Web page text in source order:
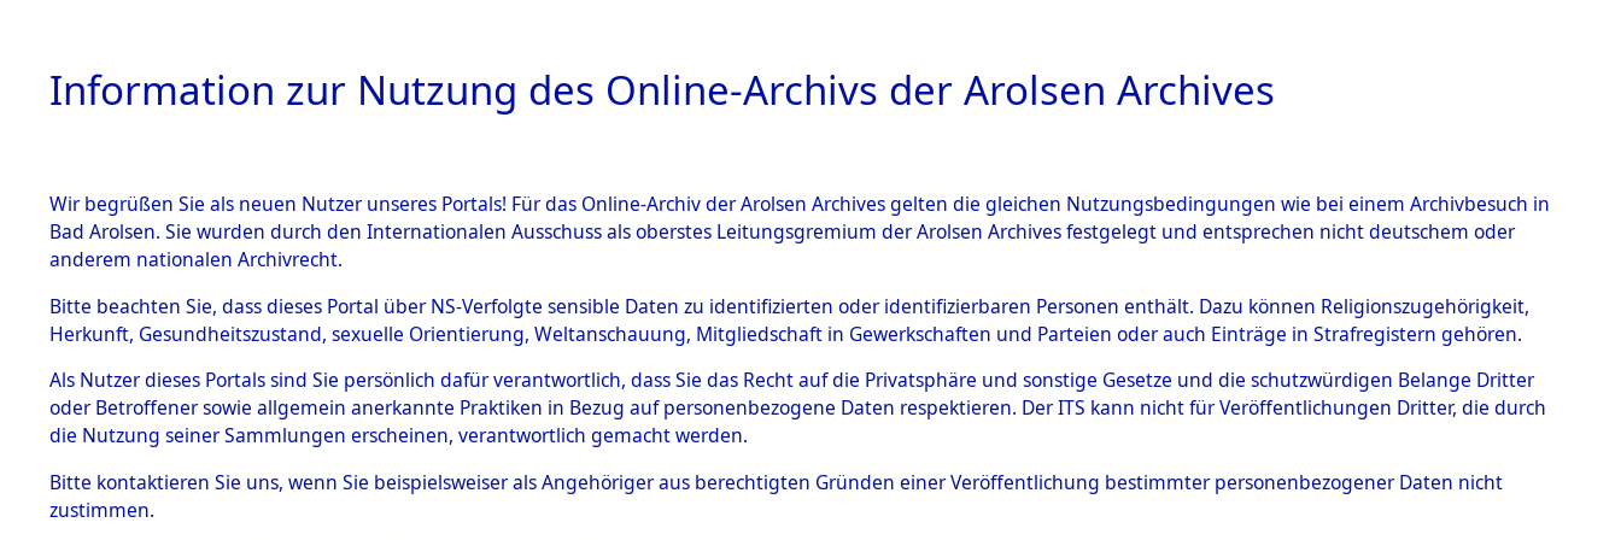
HOME BESTANDSBESCHREIBUNG ARCHIVALE ÜBERSICHT BILD
BESTÄNDE
Inhaftierungsdoku
mente
5. Verschiedenes
Todesmärsche
5.3.1 Alliierte
Einlieferung auf dem Transport verstorbener oder
vernehmungsunfähiger Häftlinge in das KZ Buchenwald und das
KZ Dachau aus anderen Konzentrationslagern ab Ende 1944 bis
in die letzten Kriegstage→0002 (84625147)→0158 (84625177)
Information zur Nutzung des Online-Archivs der Arolsen Archives
Wir begrüßen Sie als neuen Nutzer unseres Portals! Für das Online-Archiv der Arolsen Archives gelten die gleichen Nutzungsbedingungen wie bei einem Archivbesuch in
Bad Arolsen. Sie wurden durch den Internationalen Ausschuss als oberstes Leitungsgremium der Arolsen Archives festgelegt und entsprechen nicht deutschem oder
anderem nationalen Archivrecht.
Bitte beachten Sie, dass dieses Portal über NS-Verfolgte sensible Daten zu identifizierten oder identifizierbaren Personen enthält. Dazu können Religionszugehörigkeit,
Herkunft, Gesundheitszustand, sexuelle Orientierung, Weltanschauung, Mitgliedschaft in Gewerkschaften und Parteien oder auch Einträge in Strafregistern gehören.
Als Nutzer dieses Portals sind Sie persönlich dafür verantwortlich, dass Sie das Recht auf die Privatsphäre und sonstige Gesetze und die schutzwürdigen Belange Dritter
oder Betroffener sowie allgemein anerkannte Praktiken in Bezug auf personenbezogene Daten respektieren. Der ITS kann nicht für Veröffentlichungen Dritter, die durch
die Nutzung seiner Sammlungen erscheinen, verantwortlich gemacht werden.
Bitte kontaktieren Sie uns, wenn Sie beispielsweiser als Angehöriger aus berechtigten Gründen einer Veröffentlichung bestimmter personenbezogener Daten nicht
zustimmen.